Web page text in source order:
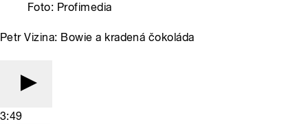
Foto: Profimedia
Petr Vizina: Bowie a kradená čokoláda
3:49